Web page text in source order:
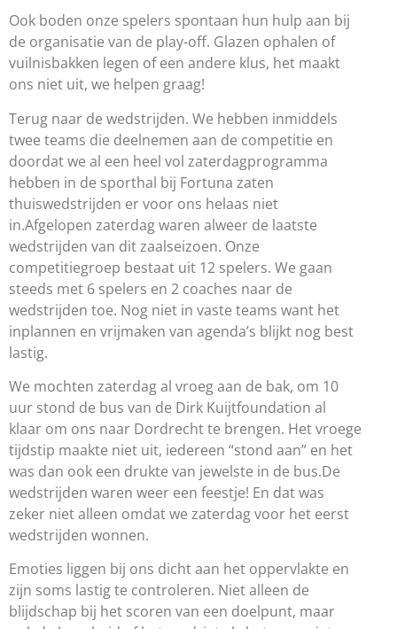
Ook boden onze spelers spontaan hun hulp aan bij
de organisatie van de play-off. Glazen ophalen of
vuilnisbakken legen of een andere klus, het maakt
ons niet uit, we helpen graag!
Terug naar de wedstrijden. We hebben inmiddels
twee teams die deelnemen aan de competitie en
doordat we al een heel vol zaterdagprogramma
hebben in de sporthal bij Fortuna zaten
thuiswedstrijden er voor ons helaas niet
in.Afgelopen zaterdag waren alweer de laatste
wedstrijden van dit zaalseizoen. Onze
competitiegroep bestaat uit 12 spelers. We gaan
steeds met 6 spelers en 2 coaches naar de
wedstrijden toe. Nog niet in vaste teams want het
inplannen en vrijmaken van agenda’s blijkt nog best
lastig.
We mochten zaterdag al vroeg aan de bak, om 10
uur stond de bus van de Dirk Kuijtfoundation al
klaar om ons naar Dordrecht te brengen. Het vroege
tijdstip maakte niet uit, iedereen “stond aan” en het
was dan ook een drukte van jewelste in de bus.De
wedstrijden waren weer een feestje! En dat was
zeker niet alleen omdat we zaterdag voor het eerst
wedstrijden wonnen.
Emoties liggen bij ons dicht aan het oppervlakte en
zijn soms lastig te controleren. Niet alleen de
blijdschap bij het scoren van een doelpunt, maar